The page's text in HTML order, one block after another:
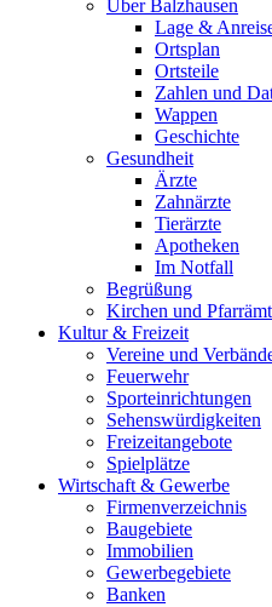
Über Balzhausen
Lage &
Ortsplan
Ortsteile
Zahlen und
Wappen
Geschichte
Gesundheit
Ärzte
Zahnärzte
Tierärzte
Apotheken
Im Notfall
Begrüßung
Kirchen und
Kultur & Freizeit
Vereine und
Feuerwehr
Sporteinrichtungen
Sehenswürdigkeiten
Freizeitangebote
Spielplätze
Wirtschaft & Gewerbe
Firmenverzeichnis
Baugebiete
Immobilien
Gewerbegebiete
Banken